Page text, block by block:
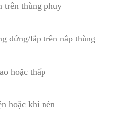
trên thùng phuy
đứng/lắp trên nắp thùng
hoặc thấp
hoặc khí nén